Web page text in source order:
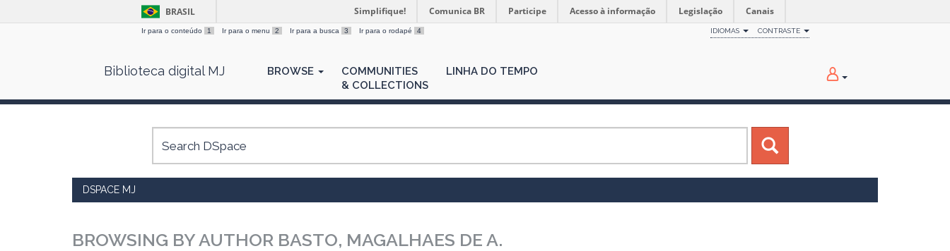
BRASIL Simplifique! Comunica BR Participe Acesso à informação Legislação Canais
Ir para o conteúdo 1 Ir para o menu 2 Ir para a busca 3 Ir para o rodapé 4 IDIOMAS CONTRASTE
Biblioteca digital MJ BROWSE
COMMUNITIES
& COLLECTIONS
LINHA DO TEMPO
DSPACE MJ
BROWSING BY AUTHOR BASTO, MAGALHAES DE A.